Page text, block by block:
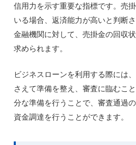
信用力を示す重要な指標です。売
いる場合、返済能力が高いと判断
金融機関に対して、売掛金の回収
求められます。
ビジネスローンを利用する際には
さえて準備を整え、審査に臨むこ
分な準備を行うことで、審査通過
資金調達を行うことができます。